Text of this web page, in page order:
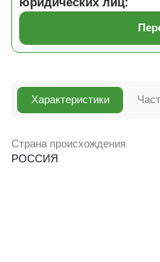
Характеристики
Страна происхождения
РОССИЯ